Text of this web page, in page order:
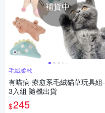
補貨中
毛絨柔軟
有喵病 療愈系毛絨貓草玩具組-
3入組 隨機出貨
$245